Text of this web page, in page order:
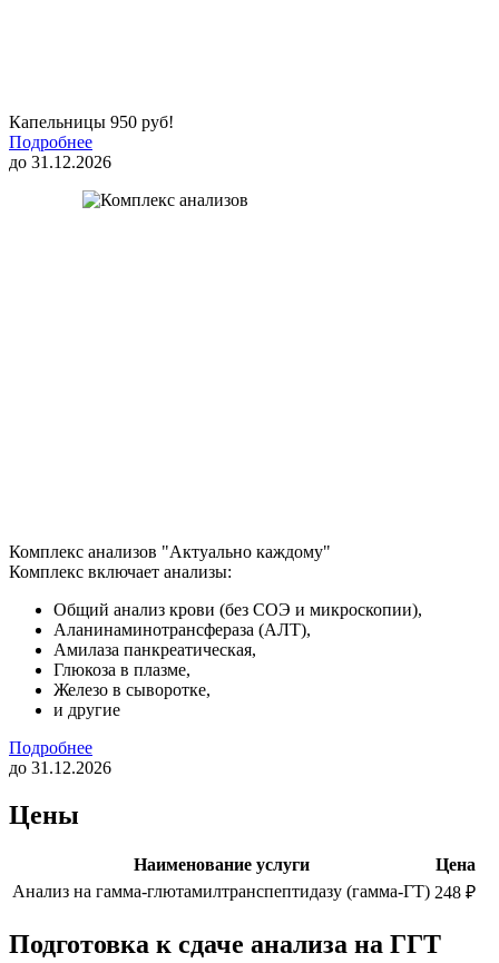
Капельницы 950 руб!
Подробнее
до 31.12.2026
Комплекс анализов "Актуально каждому"
Комплекс включает анализы:
Общий анализ крови (без СОЭ и микроскопии),
Аланинаминотрансфераза (АЛТ),
Амилаза панкреатическая,
Глюкоза в плазме,
Железо в сыворотке,
и другие
Подробнее
до 31.12.2026
Цены
Наименование услуги
Цена
Анализ на гамма-глютамилтранспептидазу (гамма-ГТ) 248 ₽
Подготовка к сдаче анализа на ГГТ